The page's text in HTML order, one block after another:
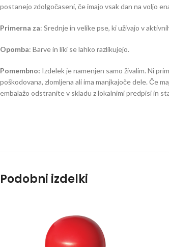
postanejo zdolgočaseni, če imajo vsak dan na voljo
Primerna za: Srednje in velike pse, ki uživajo v
Opomba: Barve in liki se lahko razlikujejo.
Pomembno: Izdelek je namenjen samo živalim. Ni
poškodovana, zlomljena ali ima manjkajoče dele. Če
embalažo odstranite v skladu z lokalnimi predpisi in
Podobni izdelki